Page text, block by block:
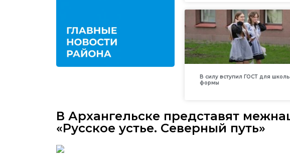
В силу вступил ГОСТ для
формы
В Архангельске представят
«Русское устье. Северный путь»